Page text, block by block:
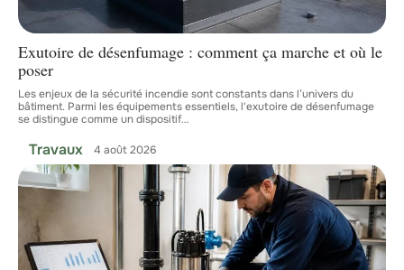
Exutoire de désenfumage : comment ça marche et où le
poser
Les enjeux de la sécurité incendie sont constants dans l’univers du
bâtiment. Parmi les équipements essentiels, l'exutoire de désenfumage
se distingue comme un dispositif…
Travaux 4 août 2026